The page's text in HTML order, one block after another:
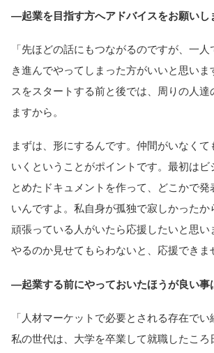
―起業を目指す方へアドバイスをお願いし
「先ほどの話にもつながるのですが、一
き進んでやってしまった方がいいと思いま
スをスタートする前と後では、周りの人達
ますから。
まずは、形にするんです。仲間がいなくて
いくということがポイントです。最初はビ
とめたドキュメントを作って、どこかで発
いんですよ。私自身が孤独で寂しかったか
頑張っている人がいたら応援したいと思い
やるのか見せてもらわないと、応援できま
―起業する前にやっておいたほうが良い事
「人材マーケットで必要とされる存在でい
私の世代は、大学を卒業して就職したころ